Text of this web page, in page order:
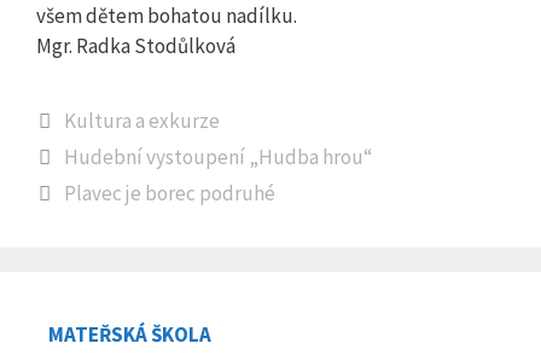
všem dětem bohatou nadílku.
Mgr. Radka Stodůlková
Rubriky
Kultura a exkurze
Hudební vystoupení „Hudba hrou“
Plavec je borec podruhé
MATEŘSKÁ ŠKOLA